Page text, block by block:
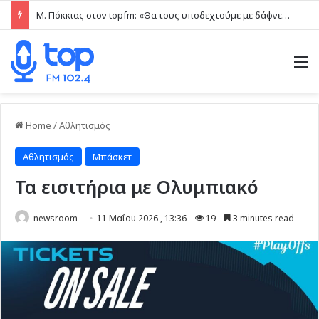
Μ. Πόκκιας στον topfm: «Θα τους υποδεχτούμε με δάφνες και πικροδάφνες» –Η ειρωνική “υποδοχή” στον υβριδικό σταθμό (ηχητικό)
Home /Αθλητισμός
Αθλητισμός Μπάσκετ
Τα εισιτήρια με Ολυμπιακό
newsroom 11 Μαΐου 2026 , 13:36 19 3 minutes read